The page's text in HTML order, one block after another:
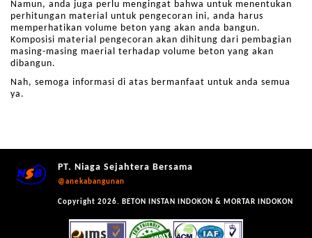
Namun, anda juga perlu mengingat bahwa untuk menentukan
perhitungan material untuk pengecoran ini, anda harus
memperhatikan volume beton yang akan anda bangun.
Komposisi material pengecoran akan dihitung dari pembagian
masing-masing maerial terhadap volume beton yang akan
dibangun.
Nah, semoga informasi di atas bermanfaat untuk anda semua
ya.
PT. Niaga Sejahtera Bersama
@anekabangunan
Copyright 2026. BETON INSTAN INDOKON & MORTAR INDOKON